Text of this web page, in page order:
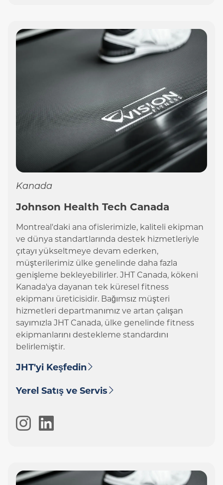
Kanada
Johnson Health Tech Canada
Montreal'daki ana ofislerimizle, kaliteli ekipman
ve dünya standartlarında destek hizmetleriyle
çıtayı yükseltmeye devam ederken,
müşterilerimiz ülke genelinde daha fazla
genişleme bekleyebilirler. JHT Canada, kökeni
Kanada'ya dayanan tek küresel fitness
ekipmanı üreticisidir. Bağımsız müşteri
hizmetleri departmanımız ve artan çalışan
sayımızla JHT Canada, ülke genelinde fitness
ekipmanlarını destekleme standardını
belirlemiştir.
JHT'yi Keşfedin
Yerel Satış ve Servis